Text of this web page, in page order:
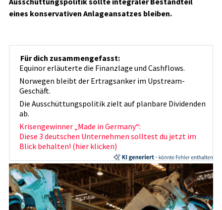
eines konservativen Anlageansatzes bleiben.
Für dich zusammengefasst:
Equinor erläuterte die Finanzlage und Cashflows.
Norwegen bleibt der Ertragsanker im Upstream-
Geschäft.
Die Ausschüttungspolitik zielt auf planbare Dividenden
ab.
Krisengewinner „Made in Germany“:
Diese 3 deutschen Unternehmen solltest du jetzt im
Blick behalten! (hier klicken)